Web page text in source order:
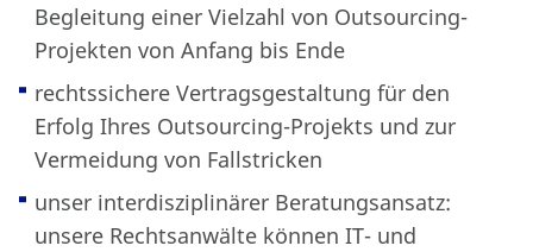
Begleitung einer Vielzahl von Outsourcing-
Projekten von Anfang bis Ende
rechtssichere Vertragsgestaltung für den
Erfolg Ihres Outsourcing-Projekts und zur
Vermeidung von Fallstricken
unser interdisziplinärer Beratungsansatz:
unsere Rechtsanwälte können IT- und